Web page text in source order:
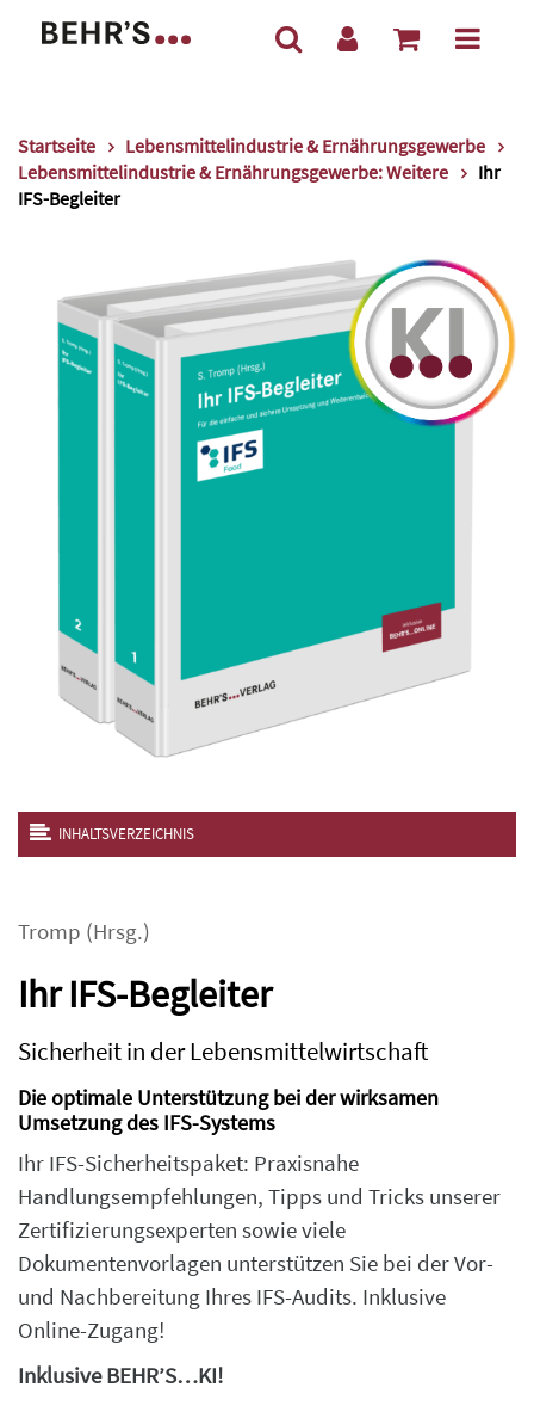
Startseite
Lebensmittelindustrie & Ernährungsgewerbe
Lebensmittelindustrie & Ernährungsgewerbe: Weitere
Ihr
IFS-Begleiter
INHALTSVERZEICHNIS
Tromp (Hrsg.)
Ihr IFS-Begleiter
Sicherheit in der Lebensmittelwirtschaft
Die optimale Unterstützung bei der wirksamen
Umsetzung des IFS-Systems
Ihr IFS-Sicherheitspaket: Praxisnahe
Handlungsempfehlungen, Tipps und Tricks unserer
Zertifizierungsexperten sowie viele
Dokumentenvorlagen unterstützen Sie bei der Vor-
und Nachbereitung Ihres IFS-Audits. Inklusive
Online-Zugang!
Inklusive BEHR’S…KI!